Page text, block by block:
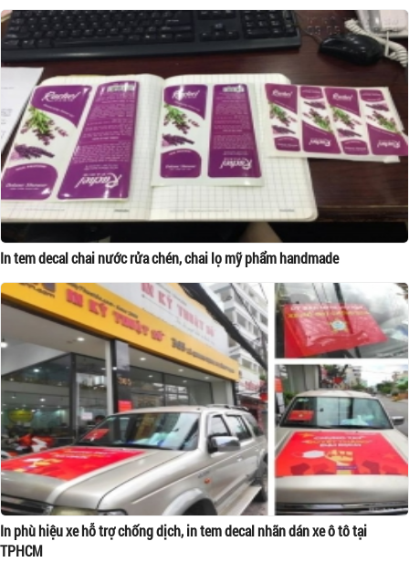
In tem decal chai nước rửa chén, chai lọ mỹ phẩm handmade
In phù hiệu xe hỗ trợ chống dịch, in tem decal nhãn dán xe ô tô tại
TPHCM